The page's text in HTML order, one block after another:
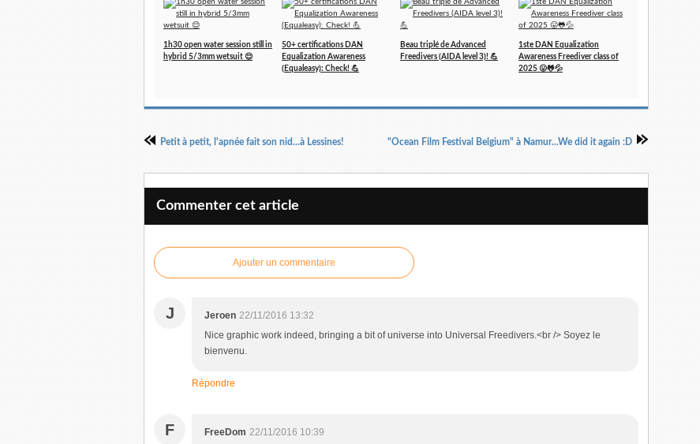
1h30 open water session still in
hybrid 5/3mm wetsuit 😌
50+ certifications DAN
Equalization Awareness
(Equaleasy): Check! 💪
Beau triplé de Advanced
Freedivers (AIDA level 3)! 💪
1ste DAN Equalization
Awareness Freediver class of
2025 😛🐸💦
Petit à petit, l'apnée fait son nid...à Lessines! "Ocean Film Festival Belgium" à Namur...We did it again :D
Commenter cet article
Ajouter un commentaire
J Jeroen 22/11/2016 13:32
Nice graphic work indeed, bringing a bit of universe into Universal Freedivers.<br /> Soyez le
bienvenu.
Répondre
F FreeDom 22/11/2016 10:39